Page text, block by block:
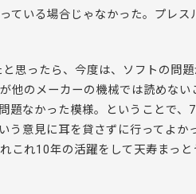
ている場合じゃなかった。プレス
思ったら、今度は、ソフトの問
他のメーカーの機械では読めな
題なかった模様。ということで、
う意見に耳を貸さずに行ってよ
これ10年の活躍をして天寿まっ